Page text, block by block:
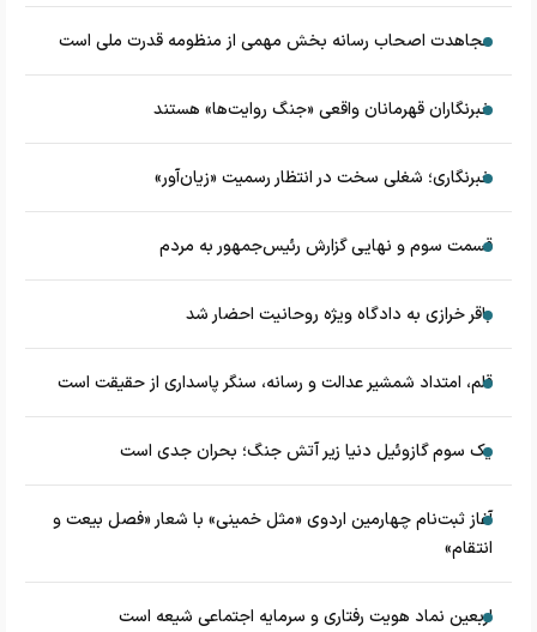
مجاهدت اصحاب رسانه بخش مهمی از منظومه قدرت ملی است
خبرنگاران قهرمانان واقعی «جنگ روایت‌ها» هستند
خبرنگاری؛ شغلی سخت در انتظار رسمیت «زیان‌آور»
قسمت سوم و نهایی گزارش رئیس‌جمهور به مردم
باقر خرازی به دادگاه ویژه روحانیت احضار شد
قلم، امتداد شمشیر عدالت و رسانه، سنگر پاسداری از حقیقت است
یک سوم گازوئیل دنیا زیر آتش جنگ؛ بحران جدی است
آغاز ثبت‌نام چهارمین اردوی «مثل خمینی» با شعار «فصل بیعت و
انتقام»
اربعین نماد هویت رفتاری و سرمایه اجتماعی شیعه است